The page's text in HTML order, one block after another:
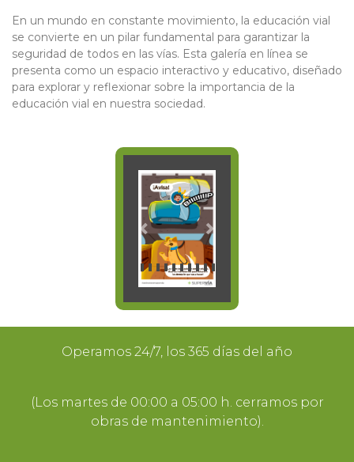
En un mundo en constante movimiento, la educación vial
se convierte en un pilar fundamental para garantizar la
seguridad de todos en las vías. Esta galería en línea se
presenta como un espacio interactivo y educativo, diseñado
para explorar y reflexionar sobre la importancia de la
educación vial en nuestra sociedad.
Previous Next
Operamos 24/7, los 365 días del año
(Los martes de 00:00 a 05:00 h. cerramos por
obras de mantenimiento).